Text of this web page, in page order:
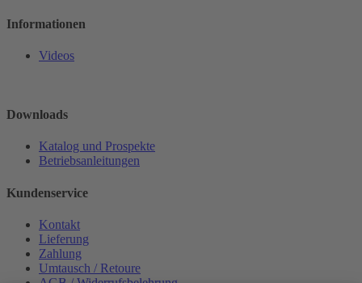
Informationen
Videos
Downloads
Katalog und Prospekte
Betriebsanleitungen
Kundenservice
Kontakt
Lieferung
Zahlung
Umtausch / Retoure